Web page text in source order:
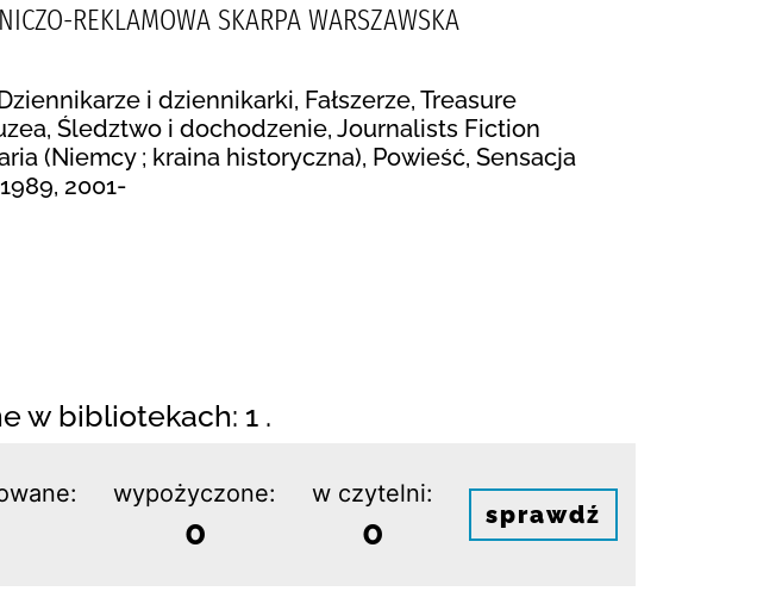
REKLAMOWA SKARPA WARSZAWSKA
i dziennikarki, Fałszerze, Treasure
Śledztwo i dochodzenie, Journalists Fiction
(Niemcy ; kraina historyczna), Powieść, Sensacja
2001-
w bibliotekach: 1 .
wypożyczone:
0
w czytelni:
0 sprawdź